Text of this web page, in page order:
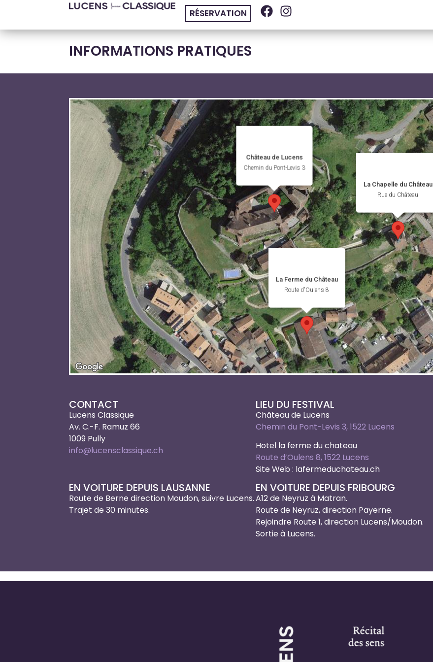
RÉSERVATION
INFORMATIONS PRATIQUES
La Chapelle du Château
Rue du Château
La Ferme du Château
Route d'Oulens 8
Château de Lucens
Chemin du Pont-Levis 3
CONTACT
Lucens Classique
Av. C.-F. Ramuz 66
1009 Pully
info@lucensclassique.ch
LIEU DU FESTIVAL
Château de Lucens
Chemin du Pont-Levis 3, 1522 Lucens
Hotel la ferme du chateau
Route d’Oulens 8, 1522 Lucens
Site Web : lafermeduchateau.ch
EN VOITURE DEPUIS LAUSANNE
Route de Berne direction Moudon, suivre Lucens.
Trajet de 30 minutes.
EN VOITURE DEPUIS FRIBOURG
A12 de Neyruz à Matran.
Route de Neyruz, direction Payerne.
Rejoindre Route 1, direction Lucens/Moudon.
Sortie à Lucens.